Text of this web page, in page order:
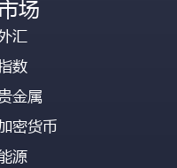
场
汇
数
金属
密货币
源